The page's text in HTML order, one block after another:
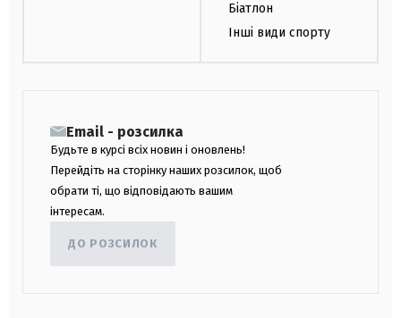
Біатлон
Інші види спорту
Email - розсилка
Будьте в курсі всіх новин і оновлень!
Перейдіть на сторінку наших розсилок, щоб
обрати ті, що відповідають вашим
інтересам.
ДО РОЗСИЛОК